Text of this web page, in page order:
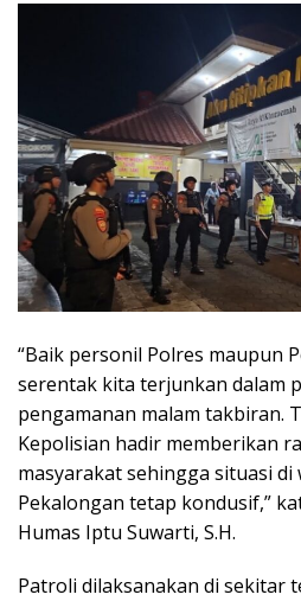
“Baik personil Polres maupun
serentak kita terjunkan dalam
pengamanan malam takbiran.
Kepolisian hadir memberikan
masyarakat sehingga situasi
Pekalongan tetap kondusif,”
Humas Iptu Suwarti, S.H.
Patroli dilaksanakan di sekitar